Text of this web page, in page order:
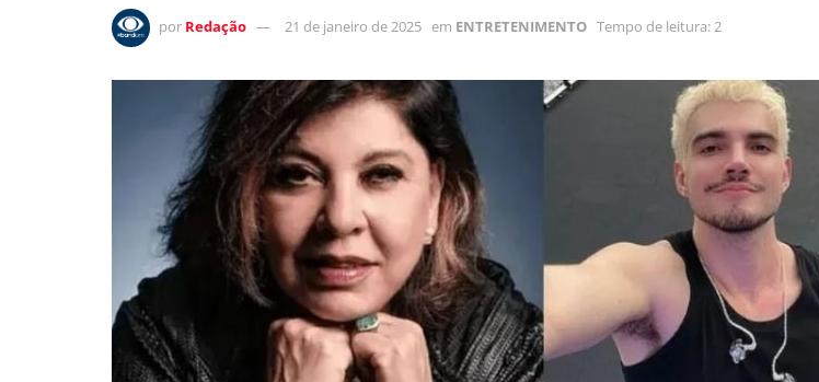
por Redação 21 de janeiro de 2025 em ENTRETENIMENTO Tempo de leitura: 2